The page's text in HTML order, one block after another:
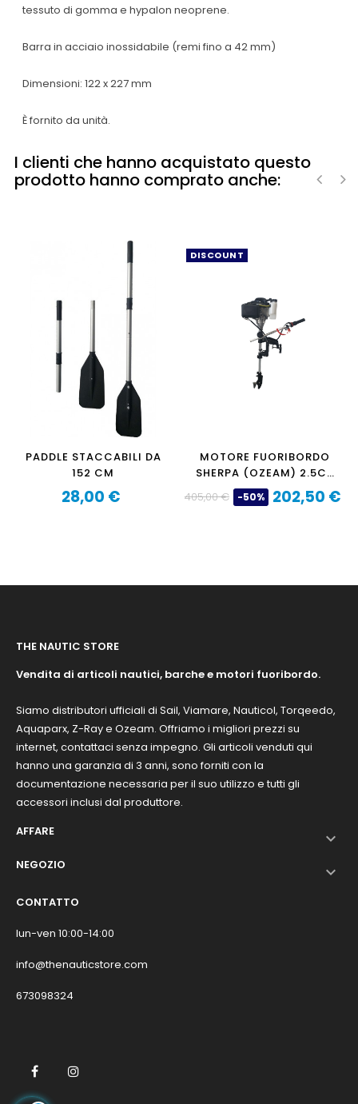
tessuto di gomma e hypalon neoprene.
Barra in acciaio inossidabile (remi fino a 42 mm)
Dimensioni: 122 x 227 mm
È fornito da unità.
I clienti che hanno acquistato questo
prodotto hanno comprato anche:
PADDLE STACCABILI DA
152 CM
Prezzo
28,00 €
DISCOUNT
MOTORE FUORIBORDO
SHERPA (OZEAM) 2.5CV
4 TEMPI
Prezzo
405,00 € -50%
Prezzo
202,50 €
THE NAUTIC STORE
Vendita di articoli nautici, barche e motori fuoribordo.
Siamo distributori ufficiali di Sail, Viamare, Nauticol, Torqeedo,
Aquaparx, Z-Ray e Ozeam. Offriamo i migliori prezzi su
internet, contattaci senza impegno. Gli articoli venduti qui
hanno una garanzia di 3 anni, sono forniti con la
documentazione necessaria per il suo utilizzo e tutti gli
accessori inclusi dal produttore.
AFFARE

NEGOZIO 
CONTATTO
lun-ven 10:00-14:00
info@thenauticstore.com
673098324
Facebook